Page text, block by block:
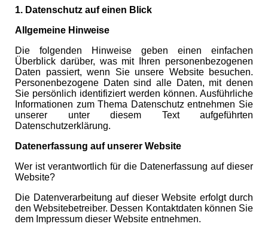
1. Datenschutz auf einen Blick
Allgemeine Hinweise
Die folgenden Hinweise geben einen einfachen
Überblick darüber, was mit Ihren personenbezogenen
Daten passiert, wenn Sie unsere Website besuchen.
Personenbezogene Daten sind alle Daten, mit denen
Sie persönlich identifiziert werden können. Ausführliche
Informationen zum Thema Datenschutz entnehmen Sie
unserer unter diesem Text aufgeführten
Datenschutzerklärung.
Datenerfassung auf unserer Website
Wer ist verantwortlich für die Datenerfassung auf dieser
Website?
Die Datenverarbeitung auf dieser Website erfolgt durch
den Websitebetreiber. Dessen Kontaktdaten können Sie
dem Impressum dieser Website entnehmen.